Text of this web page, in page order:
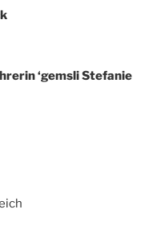
‘gemsli Stefanie